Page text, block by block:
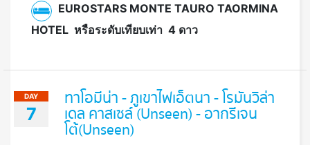
EUROSTARS MONTE TAURO TAORMINA
HOTEL หรือระดับเทียบเท่า 4 ดาว
DAY
7
ทาโอมีน่า - ภูเขาไฟเอ็ตนา - โรมันวิล่า
เดล คาสเซล์ (Unseen) - อากรีเจน
โต้(Unseen)